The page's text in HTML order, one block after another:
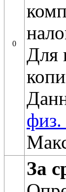
0
Для
физ.
За